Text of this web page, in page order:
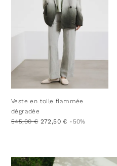
Veste en toile flammée
dégradée
545,00 € 272,50 € -50%